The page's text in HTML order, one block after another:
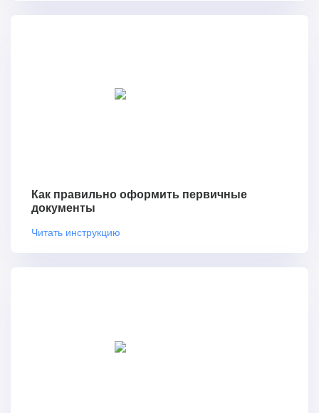
Как правильно оформить первичные
документы
Читать инструкцию